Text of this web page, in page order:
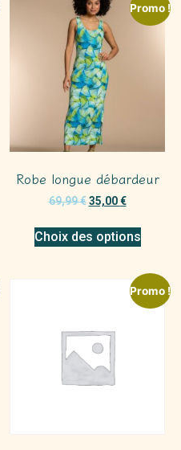
Promo !
Robe longue débardeur
69,99€ 35,00€
Choix des options
Promo !